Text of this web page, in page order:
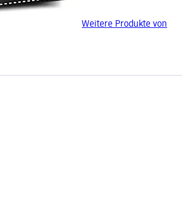
Weitere Produkte von